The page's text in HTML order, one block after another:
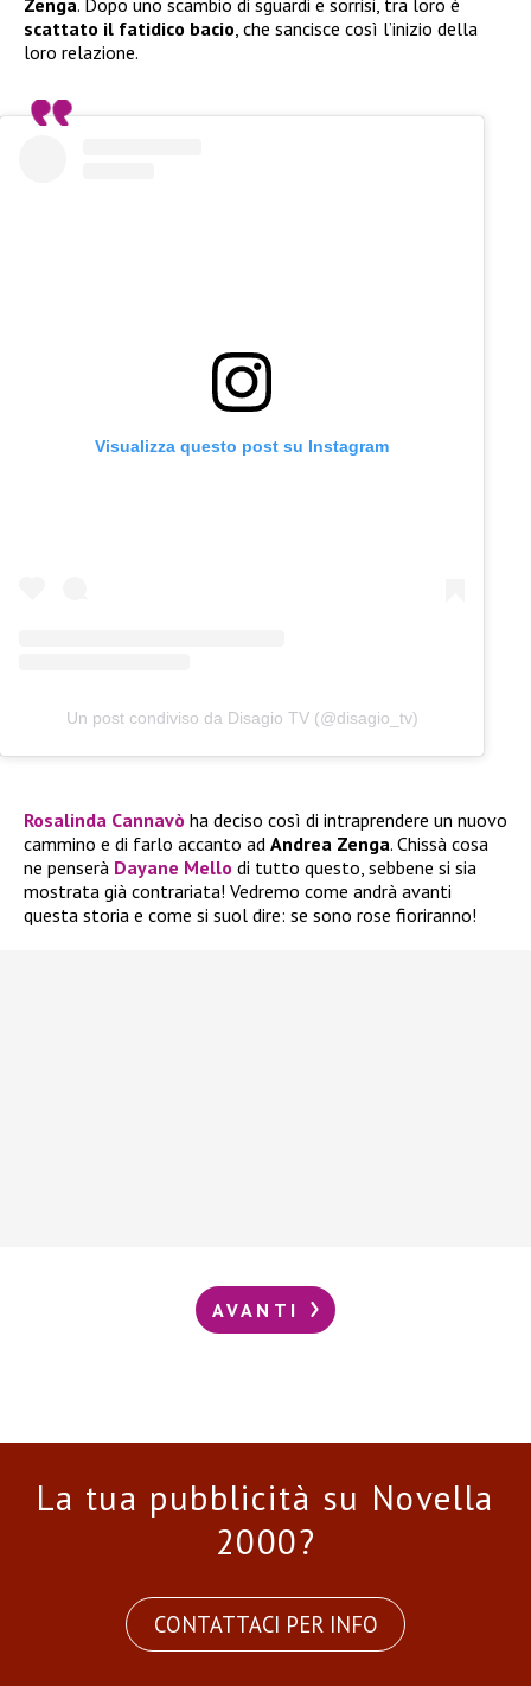
Zenga. Dopo uno scambio di sguardi e sorrisi, tra loro è
scattato il fatidico bacio, che sancisce così l’inizio della
loro relazione.
Visualizza questo post su Instagram
Un post condiviso da Disagio TV (@disagio_tv)
Rosalinda Cannavò ha deciso così di intraprendere un nuovo
cammino e di farlo accanto ad Andrea Zenga. Chissà cosa
ne penserà Dayane Mello di tutto questo, sebbene si sia
mostrata già contrariata! Vedremo come andrà avanti
questa storia e come si suol dire: se sono rose fioriranno!
AVANTI
La tua pubblicità su Novella
2000?
CONTATTACI PER INFO